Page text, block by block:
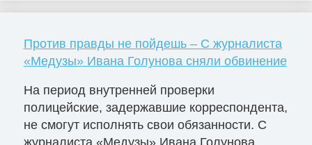
Против правды не пойдешь – С журналиста
«Медузы» Ивана Голунова сняли обвинение
На период внутренней проверки
полицейские, задержавшие корреспондента,
не смогут исполнять свои обязанности. С